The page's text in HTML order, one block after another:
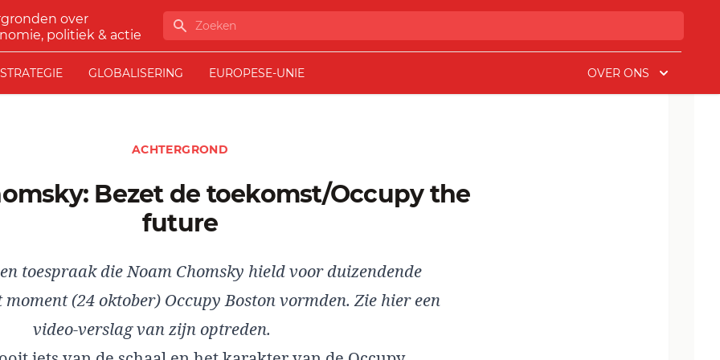
over
politiek & actie
Zoeken
STRATEGIE GLOBALISERING EUROPESE-UNIE OVER ONS
ACHTERGROND
future
toespraak die Noam Chomsky hield voor duizendende
moment (24 oktober) Occupy Boston vormden.Zie hier een
video-verslagvan zijn optreden.